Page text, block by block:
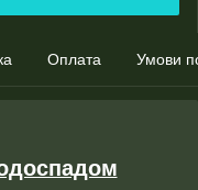
Оплата Умови